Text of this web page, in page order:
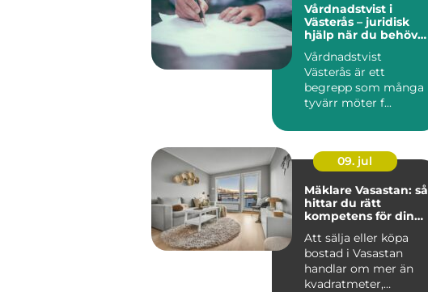
Vårdnadstvist i
Västerås – juridisk
hjälp när du behöver
Vårdnadstvist
Västerås är ett
begrepp som många
tyvärr möter f...
09. jul
Mäklare Vasastan: så
hittar du rätt
kompetens för din
Att sälja eller köpa
bostad i Vasastan
handlar om mer än
kvadratmeter,